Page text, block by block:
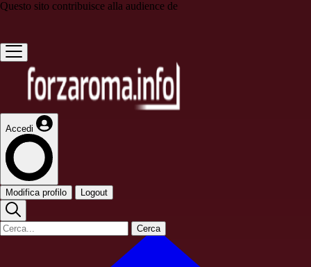
Questo sito contribuisce alla audience de
Accedi
Modifica profilo Logout
Cerca